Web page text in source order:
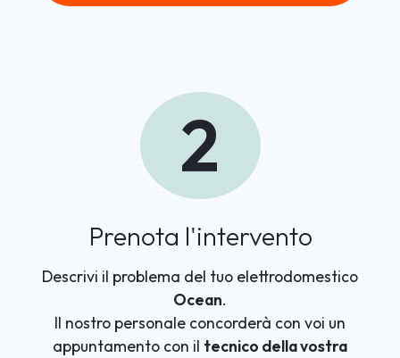
2
Prenota l'intervento
Descrivi il problema del tuo elettrodomestico
Ocean.
Il nostro personale concorderà con voi un
appuntamento con il tecnico della vostra